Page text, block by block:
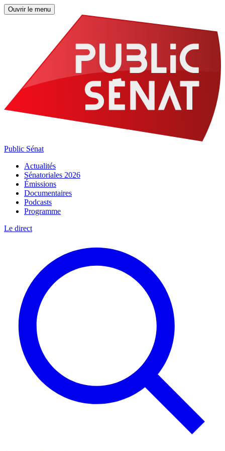
Ouvrir le menu
Public Sénat
Actualités
Sénatoriales 2026
Émissions
Documentaires
Podcasts
Programme
Le direct